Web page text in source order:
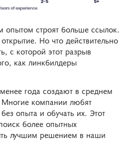
строят больше ссылок.
Но что действительно
с которой этот разрыв
как линкбилдеры
года создают в среднем
Многие компании любят
опыта и обучать их. Этот
более опытных
лучшим решением в наши